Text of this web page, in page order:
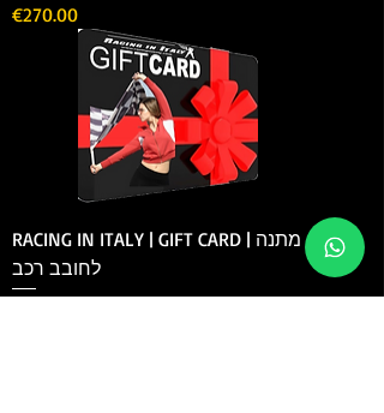
Price
€270.00
RACING IN ITALY | GIFT CARD | מתנה
לחובב רכב